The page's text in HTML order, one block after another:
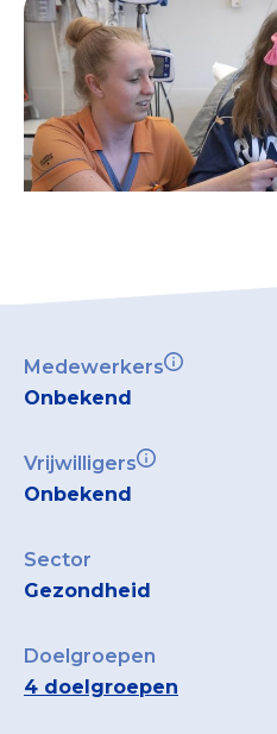
Medewerkers
Onbekend
Vrijwilligers
Onbekend
Sector
Gezondheid
Doelgroepen
4 doelgroepen